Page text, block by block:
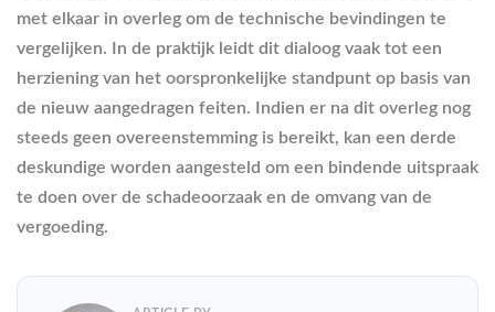
met elkaar in overleg om de technische bevindingen te
vergelijken. In de praktijk leidt dit dialoog vaak tot een
herziening van het oorspronkelijke standpunt op basis van
de nieuw aangedragen feiten. Indien er na dit overleg nog
steeds geen overeenstemming is bereikt, kan een derde
deskundige worden aangesteld om een bindende uitspraak
te doen over de schadeoorzaak en de omvang van de
vergoeding.